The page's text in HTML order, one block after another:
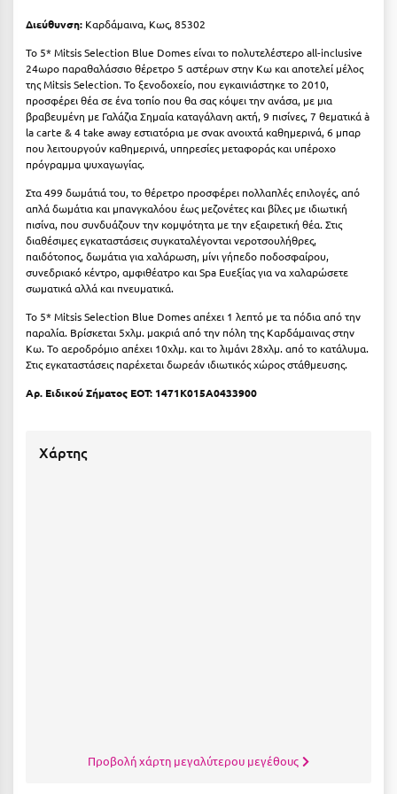
Σούνιο
Σπάρτη
Σπέτσες
Σποράδες
Σύβοτα
Σύρος
Σχοινούσα
Τ
Τζουμέρκα
Τήνος
Τολό
Διεύθυνση: Καρδάμαινα, Κως, 85302
Το 5* Mitsis Selection Blue Domes είναι το πολυτελέστερο all-inclusive
24ωρο παραθαλάσσιο θέρετρο 5 αστέρων στην Κω και αποτελεί μέλος
της Mitsis Selection. Το ξενοδοχείο, που εγκαινιάστηκε το 2010,
προσφέρει θέα σε ένα τοπίο που θα σας κόψει την ανάσα, με μια
βραβευμένη με Γαλάζια Σημαία καταγάλανη ακτή, 9 πισίνες, 7 θεματικά à
la carte & 4 take away εστιατόρια με σνακ ανοιχτά καθημερινά, 6 μπαρ
που λειτουργούν καθημερινά, υπηρεσίες μεταφοράς και υπέροχο
πρόγραμμα ψυχαγωγίας.
Στα 499 δωμάτιά του, το θέρετρο προσφέρει πολλαπλές επιλογές, από
απλά δωμάτια και μπανγκαλόου έως μεζονέτες και βίλες με ιδιωτική
πισίνα, που συνδυάζουν την κομψότητα με την εξαιρετική θέα. Στις
διαθέσιμες εγκαταστάσεις συγκαταλέγονται νεροτσουλήθρες,
παιδότοπος, δωμάτια για χαλάρωση, μίνι γήπεδο ποδοσφαίρου,
συνεδριακό κέντρο, αμφιθέατρο και Spa Ευεξίας για να χαλαρώσετε
σωματικά αλλά και πνευματικά.
Το 5* Mitsis Selection Blue Domes απέχει 1 λεπτό με τα πόδια από την
παραλία. Bρίσκεται 5χλμ. μακριά από την πόλη της Καρδάμαινας στην
Κω. Το αεροδρόμιο απέχει 10χλμ. και το λιμάνι 28χλμ. από το κατάλυμα.
Στις εγκαταστάσεις παρέχεται δωρεάν ιδιωτικός χώρος στάθμευσης.
Αρ. Ειδικού Σήματος ΕΟΤ: 1471K015A0433900
Χάρτης
Προβολή χάρτη μεγαλύτερου μεγέθους